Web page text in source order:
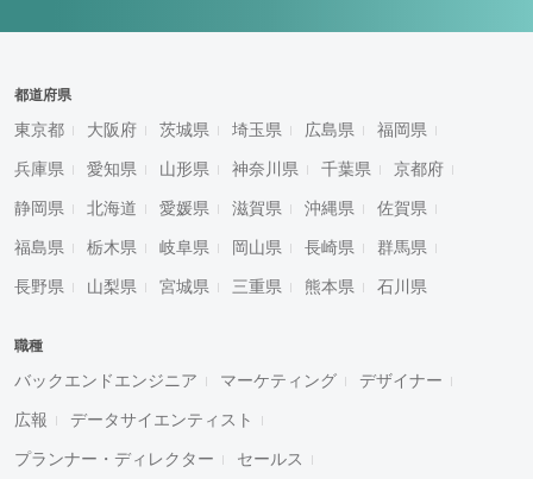
都道府県
東京都 大阪府 茨城県 埼玉県 広島県 福岡県
兵庫県 愛知県 山形県 神奈川県 千葉県 京都府
静岡県 北海道 愛媛県 滋賀県 沖縄県 佐賀県
福島県 栃木県 岐阜県 岡山県 長崎県 群馬県
長野県 山梨県 宮城県 三重県 熊本県 石川県
職種
バックエンドエンジニア マーケティング デザイナー
広報 データサイエンティスト
プランナー・ディレクター セールス